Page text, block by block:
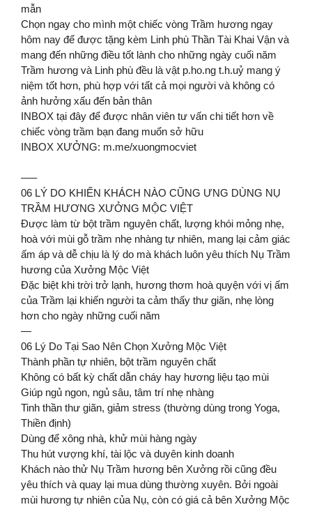
mẫn
Chọn ngay cho mình một chiếc vòng Trầm hương ngay
hôm nay để được tặng kèm Linh phù Thần Tài Khai Vận và
mang đến những điều tốt lành cho những ngày cuối năm
Trầm hương và Linh phù đều là vật p.ho.ng t.h.uỷ mang ý
niệm tốt hơn, phù hợp với tất cả mọi người và không có
ảnh hưởng xấu đến bản thân
INBOX tại đây để được nhân viên tư vấn chi tiết hơn về
chiếc vòng trầm bạn đang muốn sở hữu
INBOX XƯỞNG: m.me/xuongmocviet
—–
06 LÝ DO KHIẾN KHÁCH NÀO CŨNG ƯNG DÙNG NỤ
TRẦM HƯƠNG XƯỞNG MỘC VIỆT
Được làm từ bột trầm nguyên chất, lượng khói mỏng nhẹ,
hoà với mùi gỗ trầm nhẹ nhàng tự nhiên, mang lại cảm giác
ấm áp và dễ chịu là lý do mà khách luôn yêu thích Nụ Trầm
hương của Xưởng Mộc Việt
Đặc biệt khi trời trở lạnh, hương thơm hoà quyện với vị ấm
của Trầm lại khiến người ta cảm thấy thư giãn, nhẹ lòng
hơn cho ngày những cuối năm
—
06 Lý Do Tại Sao Nên Chọn Xưởng Mộc Việt
Thành phần tự nhiên, bột trầm nguyên chất
Không có bất kỳ chất dẫn cháy hay hương liệu tạo mùi
Giúp ngủ ngon, ngủ sâu, tâm trí nhẹ nhàng
Tinh thần thư giãn, giảm stress (thường dùng trong Yoga,
Thiền định)
Dùng để xông nhà, khử mùi hàng ngày
Thu hút vượng khí, tài lộc và duyên kinh doanh
Khách nào thử Nụ Trầm hương bên Xưởng rồi cũng đều
yêu thích và quay lại mua dùng thường xuyên. Bởi ngoài
mùi hương tự nhiên của Nụ, còn có giá cả bên Xưởng Mộc